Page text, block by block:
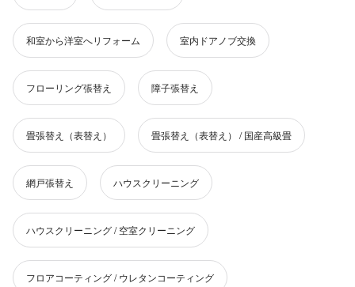
和室から洋室へリフォーム 室内ドアノブ交換
フローリング張替え 障子張替え
畳張替え（表替え） 畳張替え（表替え） / 国産高級畳
網戸張替え ハウスクリーニング
ハウスクリーニング / 空室クリーニング
フロアコーティング / ウレタンコーティング